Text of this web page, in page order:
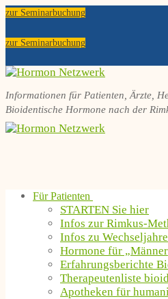
Zum
springen
Menü
Schließen
zur Seminarbuchung
zur Seminarbuchung
Informationen für Patienten, Ärzte,
Bioidentische Hormone nach der
Für Patienten
STARTEN Sie hier
Infos zur Rimkus-
Infos zu
Hormone für
Erfahrungsberichte
Therapeutenliste
Apotheken für